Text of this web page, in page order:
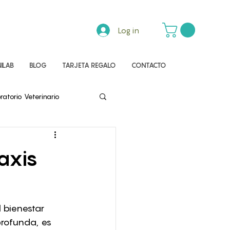
Log in
BLOG TARJETA REGALO CONTACTO
Veterinario
es